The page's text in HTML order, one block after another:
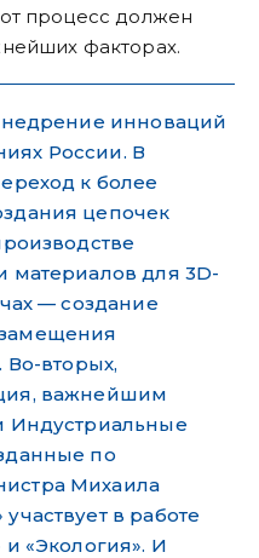
процесс должен
факторах.
инноваций
России. В
к более
цепочек
материалов для 3D-
— создание
Во-вторых,
важнейшим
Индустриальные
по
Михаила
в работе
«Экология». И